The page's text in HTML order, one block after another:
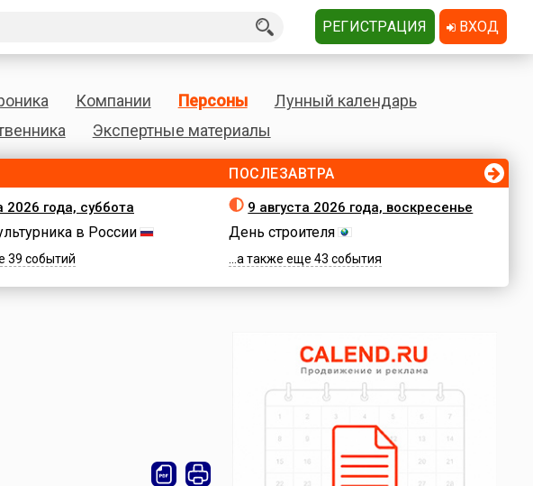
Компании Персоны
Лунный календарь
Экспертные материалы
2026 года, суббота
в России
39 событий
ПОСЛЕЗАВТРА
9 августа 2026 года, воскресенье
День строителя
...а также еще 43 события
РЕГИСТРАЦИЯ ВХОД